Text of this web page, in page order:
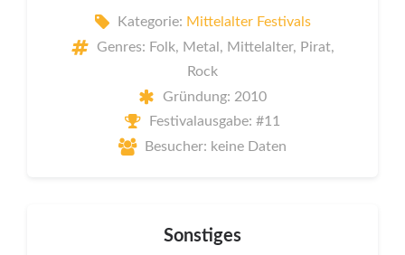
Kategorie: Mittelalter Festivals
Genres: Folk, Metal, Mittelalter, Pirat,
Rock
Gründung: 2010
Festivalausgabe: #11
Besucher: keine Daten
Sonstiges